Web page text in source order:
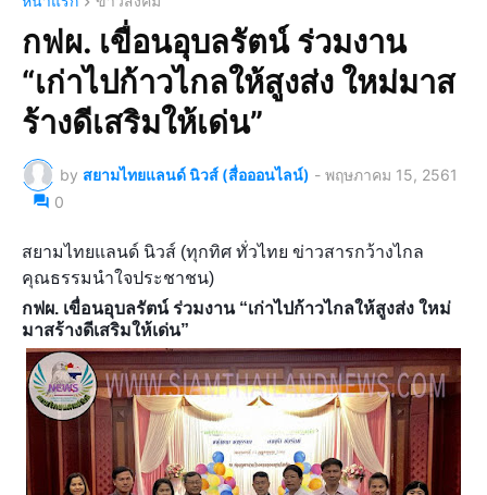
กฟผ. เขื่อนอุบลรัตน์ ร่วมงาน
“เก่าไปก้าวไกลให้สูงส่ง ใหม่มาส
ร้างดีเสริมให้เด่น”
by สยามไทยแลนด์ นิวส์ (สื่อออนไลน์) - พฤษภาคม 15, 2561
0
สยามไทยแลนด์ นิวส์ (ทุกทิศ ทั่วไทย ข่าวสารกว้างไกล
คุณธรรมนำใจประชาชน)
กฟผ. เขื่อนอุบลรัตน์ ร่วมงาน “เก่าไปก้าวไกลให้สูงส่ง ใหม่
มาสร้างดีเสริมให้เด่น”